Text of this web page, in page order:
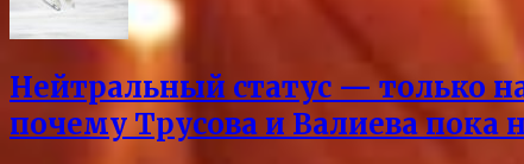
Нейтральный статус — только
почему Трусова и Валиева пока